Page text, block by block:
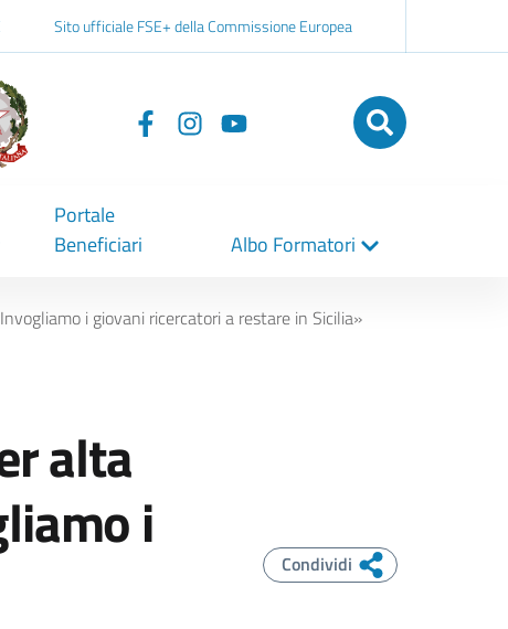
Sito ufficiale FSE+ della Commissione Europea
Seguici
Portale
Beneficiari
Albo Formatori
i giovani ricercatori a restare in Sicilia»
alta
i
Condividi